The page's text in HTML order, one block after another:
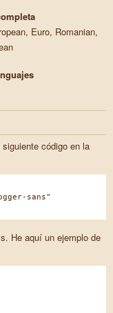
Euro, Romanian,
código en la
sans"
He aquí un ejemplo de